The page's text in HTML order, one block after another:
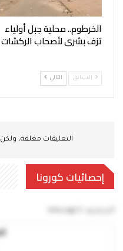
الخرطوم.. محلية جبل أولياء
تزف بشرى لأصحاب الركشات
السابق التالي
التعليقات مغلقة، ولكن
إحصائيات كورونا